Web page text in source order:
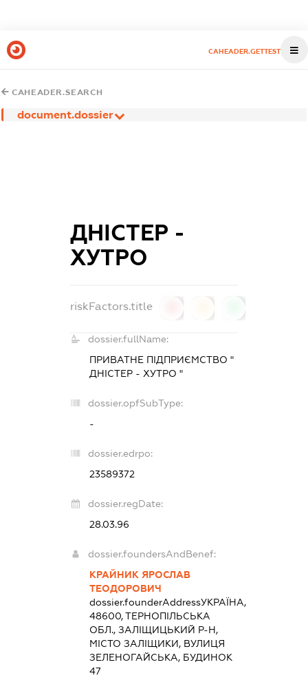
CAHEADER.GETTEST
CAHEADER.SEARCH
document.dossier
ДНІСТЕР -
ХУТРО
riskFactors.title
dossier.fullName:
ПРИВАТНЕ ПІДПРИЄМСТВО "
ДНІСТЕР - ХУТРО "
dossier.opfSubType:
-
dossier.edrpo:
23589372
dossier.regDate:
28.03.96
dossier.foundersAndBenef:
КРАЙНИК ЯРОСЛАВ
ТЕОДОРОВИЧ
dossier.founderAddressУКРАЇНА,
48600, ТЕРНОПІЛЬСЬКА
ОБЛ., ЗАЛІЩИЦЬКИЙ Р-Н,
МІСТО ЗАЛІЩИКИ, ВУЛИЦЯ
ЗЕЛЕНОГАЙСЬКА, БУДИНОК
47